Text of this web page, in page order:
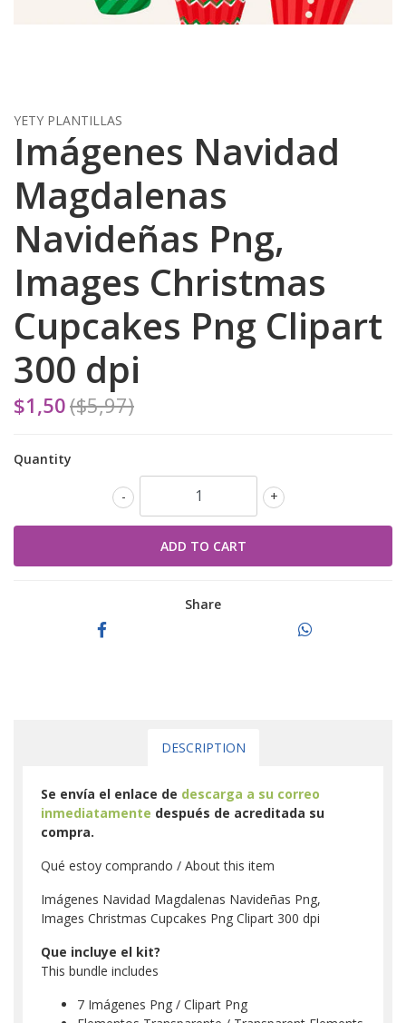
YETY PLANTILLAS
Imágenes Navidad
Magdalenas
Navideñas Png,
Images Christmas
Cupcakes Png Clipart
300 dpi
$1,50($5,97)
Quantity
+
-
Share
DESCRIPTION
Se envía el enlace de descarga a su correo
inmediatamente después de acreditada su
compra.
Qué estoy comprando / About this item
Imágenes Navidad Magdalenas Navideñas Png,
Images Christmas Cupcakes Png Clipart 300 dpi
Que incluye el kit?
This bundle includes
7 Imágenes Png / Clipart Png